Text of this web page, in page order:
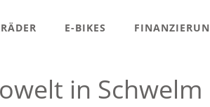
E-BIKES
in Schwelm